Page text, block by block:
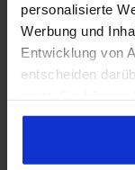
personalisierte
Werbung und
Entwicklung von
entscheiden
Cookie-
Trigger Symbol
ASUS